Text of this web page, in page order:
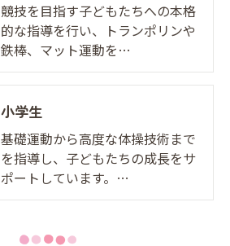
競技を目指す子どもたちへの本格
的な指導を行い、トランポリンや
鉄棒、マット運動を…
小学生
基礎運動から高度な体操技術まで
を指導し、子どもたちの成長をサ
ポートしています。…